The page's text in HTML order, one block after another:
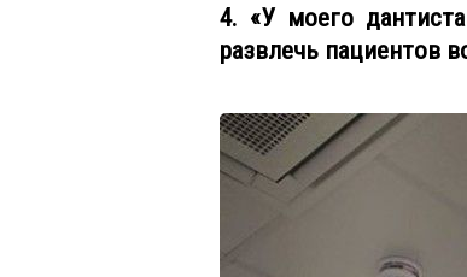
4. «У моего
развлечь пациентов